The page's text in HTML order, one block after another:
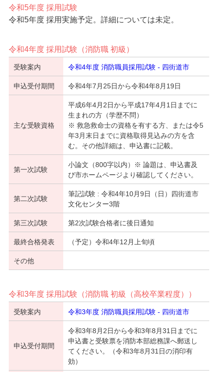
令和5年度 採用試験
令和5年度 採用実施予定。詳細については未定。
令和4年度 採用試験（消防職 初級）
受験案内 令和4年度 消防職員採用試験 - 四街道市
申込受付期間 令和4年7月25日から令和4年8月19日
主な受験資格
平成6年4月2日から平成17年4月1日までに
生まれの方（学歴不問）
※ 救急救命士の資格を有する方、または令5
年3月末日までに資格取得見込みの方を含
む。その他詳細は、申込書に記載。
第一次試験
小論文（800字以内）※ 論題は、申込書及
び市ホームページより確認してください。
第二次試験
筆記試験 : 令和4年10月9日（日）四街道市
文化センター3階
第三次試験 第2次試験合格者に後日通知
最終合格発表 （予定）令和4年12月上旬頃
その他
令和3年度 採用試験（消防職 初級（高校卒業程度））
受験案内 令和3年度 消防職員採用試験 - 四街道市
申込受付期間
令和3年8月2日から令和3年8月31日までに
申込書と受験票を消防本部総務課へ郵送し
てください。（令和3年8月31日の消印有
効）